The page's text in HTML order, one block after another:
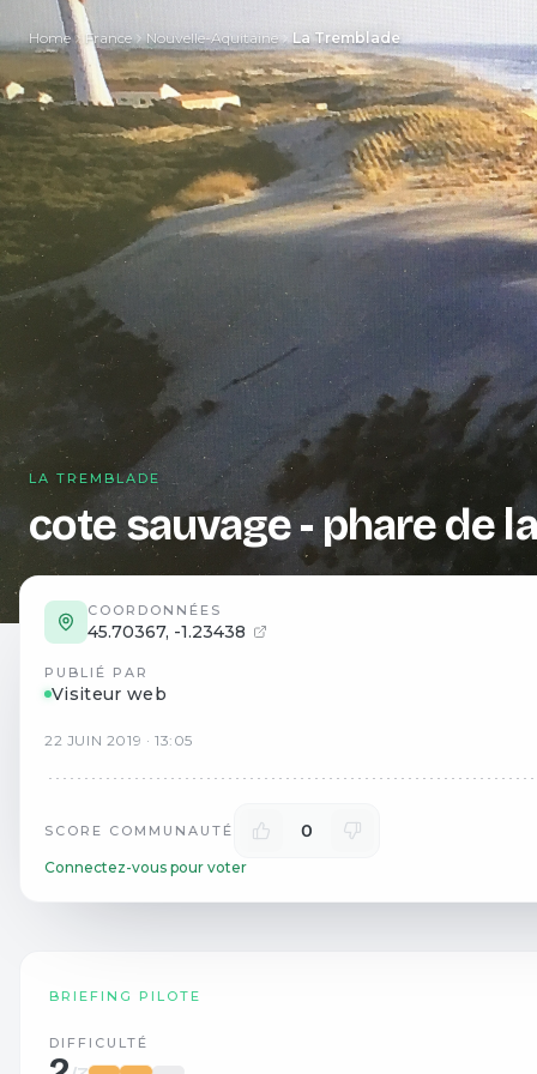
Home France Nouvelle-Aquitaine La Tremblade
LA TREMBLADE
cote sauvage - phare de
COORDONNÉES
45.70367, -1.23438
PUBLIÉ PAR
Visiteur web
22 JUIN 2019 ·13:05
SCORE COMMUNAUTÉ 0
Connectez-vous pour voter
BRIEFING PILOTE
DIFFICULTÉ